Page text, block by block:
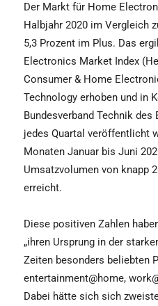
Der Markt für Home
Halbjahr 2020 im Vergleich
5,3 Prozent im Plus. Das
Electronics Market Index
Consumer & Home
Technology erhoben und in
Bundesverband Technik des
jedes Quartal veröffentlicht
Monaten Januar bis Juni
Umsatzvolumen von knapp
erreicht.
Diese positiven Zahlen
„ihren Ursprung in der
Zeiten besonders beliebten
entertainment@home,
Dabei hätte sich sich